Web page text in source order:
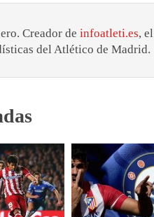
Creador de infoatleti.es,
del Atlético de Madrid.